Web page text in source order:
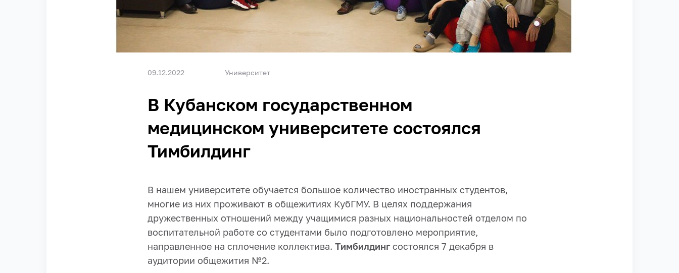
09.12.2022 Университет
В Кубанском государственном
медицинском университете состоялся
Тимбилдинг
В нашем университете обучается большое количество иностранных студентов,
многие из них проживают в общежитиях КубГМУ. В целях поддержания
дружественных отношений между учащимися разных национальностей отделом по
воспитательной работе со студентами было подготовлено мероприятие,
направленное на сплочение коллектива. Тимбилдинг состоялся 7 декабря в
аудитории общежития №2.